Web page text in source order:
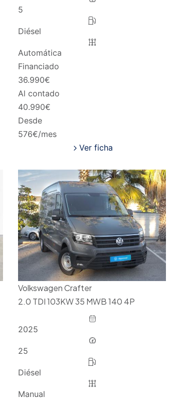
5
Diésel
Automática
Financiado
36.990€
Al contado
40.990€
Desde
576€/mes
Ver ficha
Volkswagen Crafter
2.0 TDI 103KW 35 MWB 140 4P
2025
25
Diésel
Manual